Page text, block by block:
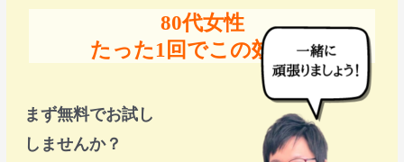
80代女性
たった1回でこの効果！
まず無料でお試し
しませんか？